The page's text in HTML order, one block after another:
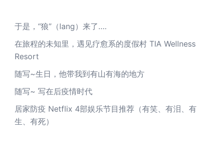
于是，“狼”（lang）来了….
在旅程的未知里，遇见疗愈系的度假村 TIA Wellness
Resort
随写~生日，他带我到有山有海的地方
随写~ 写在后疫情时代
居家防疫 Netflix 4部娱乐节目推荐（有笑、有泪、有
生、有死）